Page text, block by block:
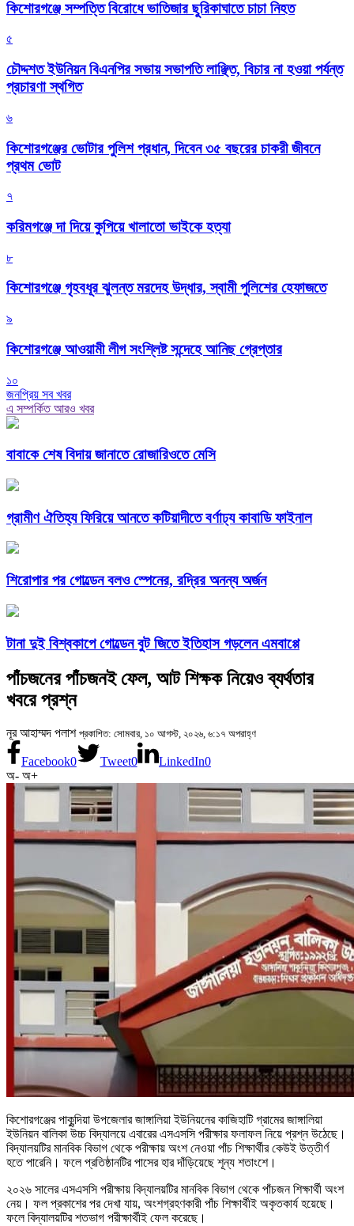
কিশোরগঞ্জে সম্পত্তি বিরোধে ভাতিজার ছুরিকাঘাতে চাচা নিহত
৫
চৌদ্দশত ইউনিয়ন বিএনপির সভায় সভাপতি লাঞ্ছিত, বিচার না হওয়া পর্যন্ত
প্রচারণা স্থগিত
৬
কিশোরগঞ্জের ভোটার পুলিশ প্রধান, দিবেন ৩৫ বছরের চাকরী জীবনে
প্রথম ভোট
৭
করিমগঞ্জে দা দিয়ে কুপিয়ে খালাতো ভাইকে হত্যা
৮
কিশোরগঞ্জে গৃহবধূর ঝুলন্ত মরদেহ উদ্ধার, স্বামী পুলিশের হেফাজতে
৯
কিশোরগঞ্জে আওয়ামী লীগ সংশ্লিষ্ট সন্দেহে আনিছ গ্রেপ্তার
১০
জনপ্রিয় সব খবর
এ সম্পর্কিত আরও খবর
বাবাকে শেষ বিদায় জানাতে রোজারিওতে মেসি
গ্রামীণ ঐতিহ্য ফিরিয়ে আনতে কটিয়াদীতে বর্ণাঢ্য কাবাডি ফাইনাল
শিরোপার পর গোল্ডেন বলও স্পেনের, রদ্রির অনন্য অর্জন
টানা দুই বিশ্বকাপে গোল্ডেন বুট জিতে ইতিহাস গড়লেন এমবাপ্পে
পাঁচজনের পাঁচজনই ফেল, আট শিক্ষক নিয়েও ব্যর্থতার
খবরে প্রশ্ন
নূর আহাম্মদ পলাশ প্রকাশিত: সোমবার, ১০ আগস্ট, ২০২৬, ৬:১৭ অপরাহ্ণ
Facebook0 Tweet0 LinkedIn0
অ- অ+
কিশোরগঞ্জের পাকুন্দিয়া উপজেলার জাঙ্গালিয়া ইউনিয়নের কাজিহাটি গ্রামের জাঙ্গালিয়া
ইউনিয়ন বালিকা উচ্চ বিদ্যালয়ে এবারের এসএসসি পরীক্ষার ফলাফল নিয়ে প্রশ্ন উঠেছে।
বিদ্যালয়টির মানবিক বিভাগ থেকে পরীক্ষায় অংশ নেওয়া পাঁচ শিক্ষার্থীর কেউই উত্তীর্ণ
হতে পারেনি। ফলে প্রতিষ্ঠানটির পাসের হার দাঁড়িয়েছে শূন্য শতাংশে।
২০২৬ সালের এসএসসি পরীক্ষায় বিদ্যালয়টির মানবিক বিভাগ থেকে পাঁচজন শিক্ষার্থী অংশ
নেয়। ফল প্রকাশের পর দেখা যায়, অংশগ্রহণকারী পাঁচ শিক্ষার্থীই অকৃতকার্য হয়েছে।
ফলে বিদ্যালয়টির শতভাগ পরীক্ষার্থীই ফেল করেছে।